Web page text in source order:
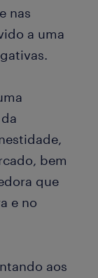
nas
a uma
bem
que
e no
aos